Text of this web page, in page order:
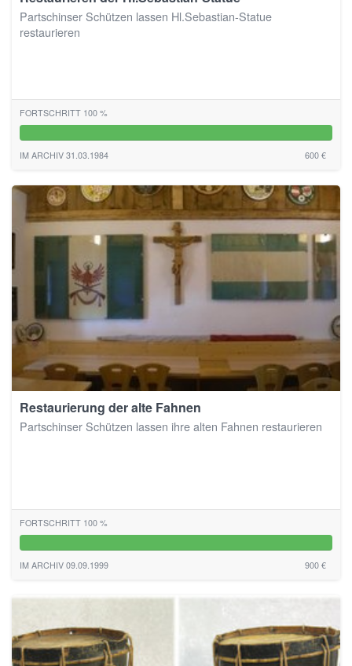
Partschinser Schützen lassen Hl.Sebastian-Statue
restaurieren
FORTSCHRITT 100 %
IM ARCHIV 31.03.1984 600 €
Restaurierung der alte Fahnen
Partschinser Schützen lassen ihre alten Fahnen restaurieren
FORTSCHRITT 100 %
IM ARCHIV 09.09.1999 900 €